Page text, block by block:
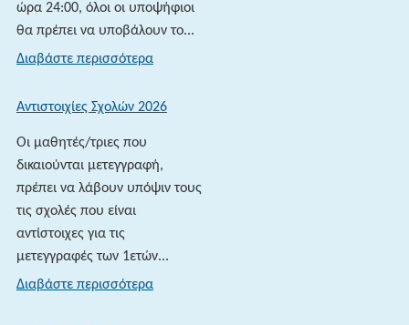
ώρα 24:00, όλοι οι υποψήφιοι
θα πρέπει να υποβάλουν το...
Διαβάστε περισσότερα:
ΜΗΧΑΝΟΓΡΑΦΙΚΟΥ
Αντιστοιχίες Σχολών 2026
Οι μαθητές/τριες που
δικαιούνται μετεγγραφή,
πρέπει να λάβουν υπόψιν τους
τις σχολές που είναι
αντίστοιχες για τις
μετεγγραφές των 1ετών...
Διαβάστε περισσότερα: